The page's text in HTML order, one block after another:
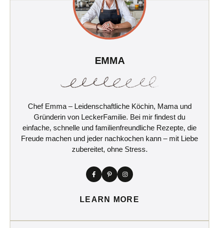
EMMA
Chef Emma – Leidenschaftliche Köchin, Mama und
Gründerin von LeckerFamilie. Bei mir findest du
einfache, schnelle und familienfreundliche Rezepte, die
Freude machen und jeder nachkochen kann – mit Liebe
zubereitet, ohne Stress.
LEARN MORE